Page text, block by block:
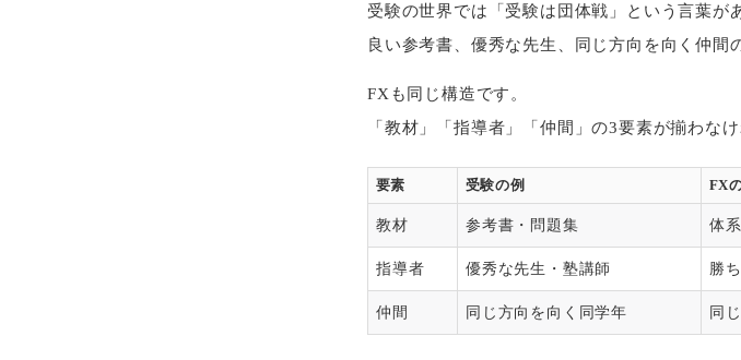
受験の世界では「受験は団体戦」という言葉が
良い参考書、優秀な先生、同じ方向を向く仲間
FXも同じ構造です。
「教材」「指導者」「仲間」の3要素が揃わな
要素 受験の例 FX
教材 参考書・問題集 体
指導者 優秀な先生・塾講師 勝
仲間 同じ方向を向く同学年 同